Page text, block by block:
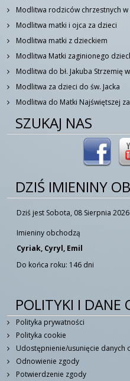
Modlitwa rodziców chrzestnych
Modlitwa matki i ojca za dzieci
Modlitwa matki z dzieckiem
Modlitwa Matki zaginionego
Modlitwa do bł. Jakuba Strzemię
Modlitwa za dzieci do św. Jacka
Modlitwa do Matki Najświętszej
SZUKAJ NAS
DZIŚ IMIENINY
Dziś jest Sobota, 08 Sierpnia 2026
Imieniny obchodzą
Cyriak, Cyryl, Emil
Do końca roku: 146 dni
POLITYKI I DANE
Polityka prywatności
Polityka cookie
Udostępnienie/usunięcie danych
Odnowienie zgody
Potwierdzenie zgody